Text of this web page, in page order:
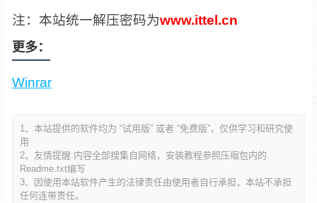
注：本站统一解压密码为www.ittel.cn
更多：
Winrar
1、本站提供的软件均为 “试用版” 或者 “免费版”，仅供学习和研究使
用
2、友情提醒:内容全部搜集自网络，安装教程参照压缩包内的
Readme.txt编写
3、因使用本站软件产生的法律责任由使用者自行承担，本站不承担
任何连带责任。